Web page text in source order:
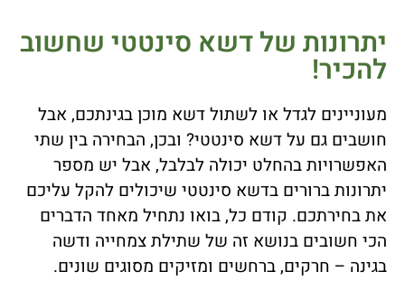
יתרונות של דשא סינטטי שחשוב
להכיר!
מעוניינים לגדל או לשתול דשא מוכן בגינתכם, אבל
חושבים גם על דשא סינטטי? ובכן, הבחירה בין שתי
האפשרויות בהחלט יכולה לבלבל, אבל יש מספר
יתרונות ברורים בדשא סינטטי שיכולים להקל עליכם
את בחירתכם. קודם כל, בואו נתחיל מאחד הדברים
הכי חשובים בנושא זה של שתילת צמחייה ודשה
בגינה – חרקים, ברחשים ומזיקים מסוגים שונים.